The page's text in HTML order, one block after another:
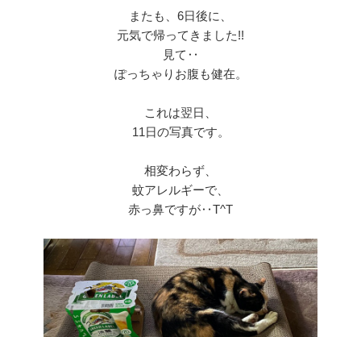
またも、6日後に、
元気で帰ってきました!!
見て‥
ぽっちゃりお腹も健在。
これは翌日、
11日の写真です。
相変わらず、
蚊アレルギーで、
赤っ鼻ですが‥T^T